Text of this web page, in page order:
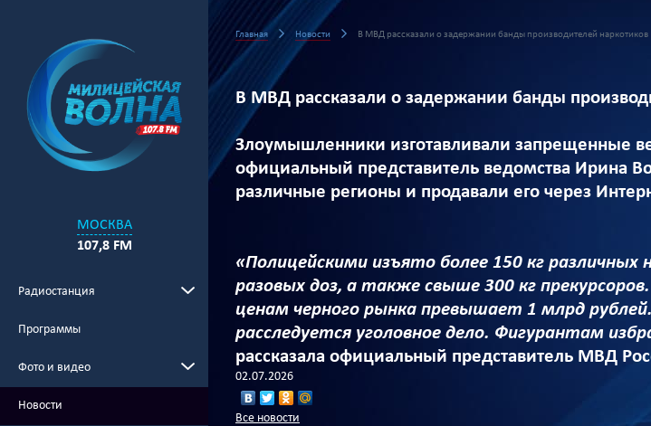
МОСКВА
107,8 FM
Радиостанция
Программы
Фото и видео
Новости
Главная Новости В МВД рассказали о задержании банды производителей наркотиков
В МВД рассказали о задержании банды
Злоумышленники изготавливали запрещенные
официальный представитель ведомства Ирина
различные регионы и продавали его через
«Полицейскими изъято более 150 кг
разовых доз, а также свыше 300 кг
ценам черного рынка превышает 1 млрд
расследуется уголовное дело. Фигурантам
рассказала официальный представитель МВД
02.07.2026
Все новости